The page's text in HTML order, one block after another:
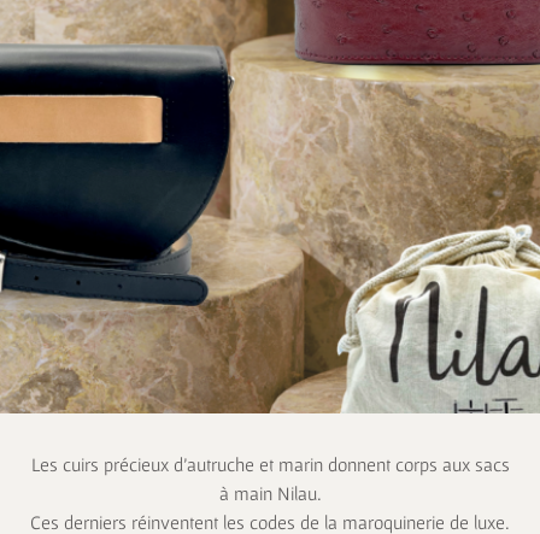
Les cuirs précieux d’autruche et marin donnent corps aux sacs
à main Nilau.
Ces derniers réinventent les codes de la maroquinerie de luxe.